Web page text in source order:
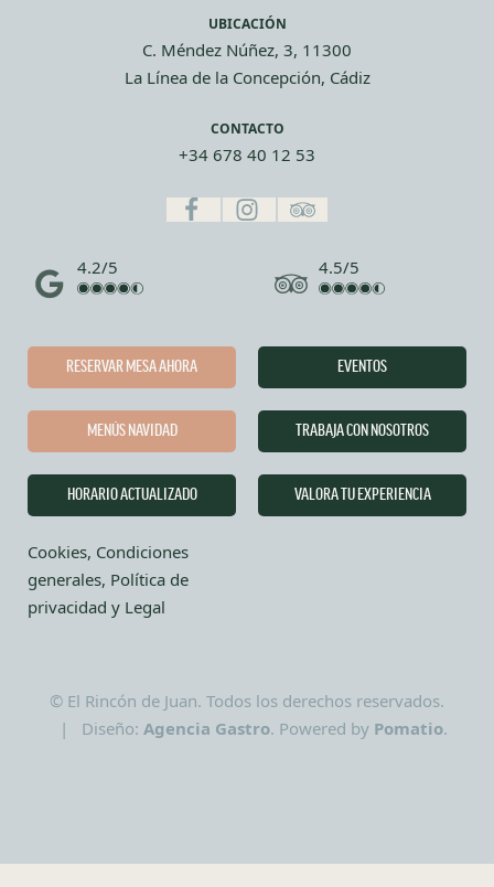
UBICACIÓN
C. Méndez Núñez, 3, 11300
La Línea de la Concepción, Cádiz
CONTACTO
+34 678 40 12 53
4.2/5 4.5/5
RESERVAR MESA AHORA
MENÚS NAVIDAD
HORARIO ACTUALIZADO
Cookies, Condiciones
generales, Política de
privacidad y Legal
EVENTOS
TRABAJA CON NOSOTROS
VALORA TU EXPERIENCIA
© El Rincón de Juan. Todos los derechos reservados.
| Diseño: Agencia Gastro. Powered by Pomatio.